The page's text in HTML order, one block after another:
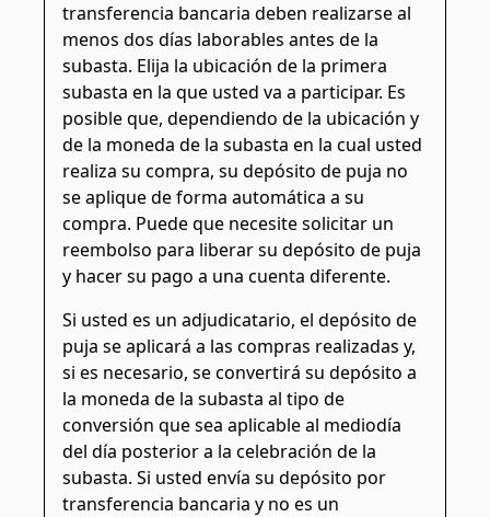
transferencia bancaria deben realizarse al
menos dos días laborables antes de la
subasta. Elija la ubicación de la primera
subasta en la que usted va a participar. Es
posible que, dependiendo de la ubicación y
de la moneda de la subasta en la cual usted
realiza su compra, su depósito de puja no
se aplique de forma automática a su
compra. Puede que necesite solicitar un
reembolso para liberar su depósito de puja
y hacer su pago a una cuenta diferente.
Si usted es un adjudicatario, el depósito de
puja se aplicará a las compras realizadas y,
si es necesario, se convertirá su depósito a
la moneda de la subasta al tipo de
conversión que sea aplicable al mediodía
del día posterior a la celebración de la
subasta. Si usted envía su depósito por
transferencia bancaria y no es un